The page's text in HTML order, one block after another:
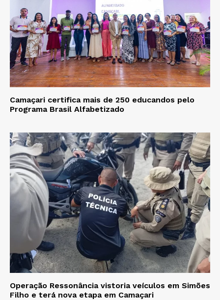
Camaçari certifica mais de 250 educandos pelo
Programa Brasil Alfabetizado
Operação Ressonância vistoria veículos em Simões
Filho e terá nova etapa em Camaçari